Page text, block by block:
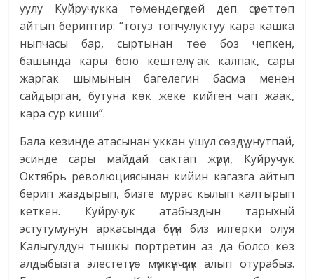
уулу Куйручукка төмөндөгүдөй деп сүрөттөп
айтып бериптир: “тогуз топчулуктуу кара кашка
ныпчасы бар, сыртынан төө боз чепкен,
башында кары бою кештелүү ак калпак, сары
жаргак шымынын багелегин басма менен
сайдырган, бутуна көк жеке кийген чап жаак,
кара сур киши”.
Бала кезинде атасынан уккан ушул сөздү унутпай,
эсинде сары майдай сактап жүрүп, Куйручук
Октябрь революциясынан кийин кагазга айтып
берип жаздырып, бизге мурас кылып калтырып
кеткен. Куйручук атабыздын тарыхый
эстутумунун аркасында бүгүн биз илгерки олуя
Калыгулдун тышкы портретин аз да болсо көз
алдыбызга элестетүүгө мүмкүнчүлүк алып отурабыз.